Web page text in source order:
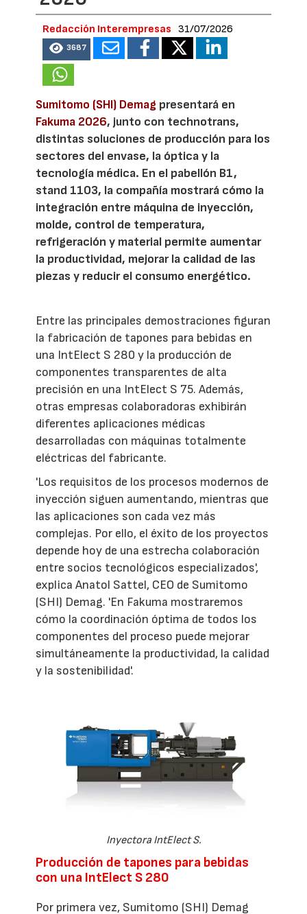
Redacción Interempresas 31/07/2026
3687
Sumitomo (SHI) Demag presentará en
Fakuma 2026, junto con technotrans,
distintas soluciones de producción para los
sectores del envase, la óptica y la
tecnología médica. En el pabellón B1,
stand 1103, la compañía mostrará cómo la
integración entre máquina de inyección,
molde, control de temperatura,
refrigeración y material permite aumentar
la productividad, mejorar la calidad de las
piezas y reducir el consumo energético.
Entre las principales demostraciones figuran
la fabricación de tapones para bebidas en
una IntElect S 280 y la producción de
componentes transparentes de alta
precisión en una IntElect S 75. Además,
otras empresas colaboradoras exhibirán
diferentes aplicaciones médicas
desarrolladas con máquinas totalmente
eléctricas del fabricante.
'Los requisitos de los procesos modernos de
inyección siguen aumentando, mientras que
las aplicaciones son cada vez más
complejas. Por ello, el éxito de los proyectos
depende hoy de una estrecha colaboración
entre socios tecnológicos especializados',
explica Anatol Sattel, CEO de Sumitomo
(SHI) Demag. 'En Fakuma mostraremos
cómo la coordinación óptima de todos los
componentes del proceso puede mejorar
simultáneamente la productividad, la calidad
y la sostenibilidad'.
Inyectora IntElect S.
Producción de tapones para bebidas
con una IntElect S 280
Por primera vez, Sumitomo (SHI) Demag